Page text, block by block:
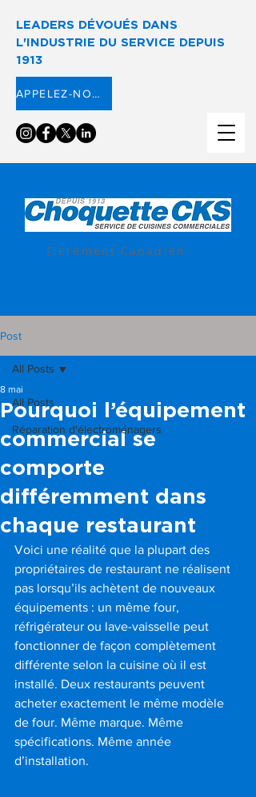
Fièrement Canadien
LEADERS DÉVOUÉS DANS
L'INDUSTRIE DU SERVICE DEPUIS
1913
APPELEZ-NOUS ⟶
Post
All Posts
Réparation d'électroménagers
All Posts
Pourquoi l’équipement
commercial se
comporte
différemment dans
chaque restaurant
8 mai
Voici une réalité que la plupart des
propriétaires de restaurant ne réalisent
pas lorsqu’ils achètent de nouveaux
équipements : un même four,
réfrigérateur ou lave-vaisselle peut
fonctionner de façon complètement
différente selon la cuisine où il est
installé. Deux restaurants peuvent
acheter exactement le même modèle
de four. Même marque. Même
spécifications. Même année
d’installation.